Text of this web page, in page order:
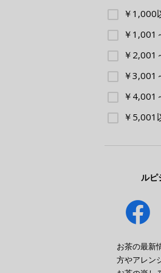
￥1,000
￥1,001
￥2,001
￥3,001
￥4,001
￥5,001
ルピ
お茶の最新
方やアレン